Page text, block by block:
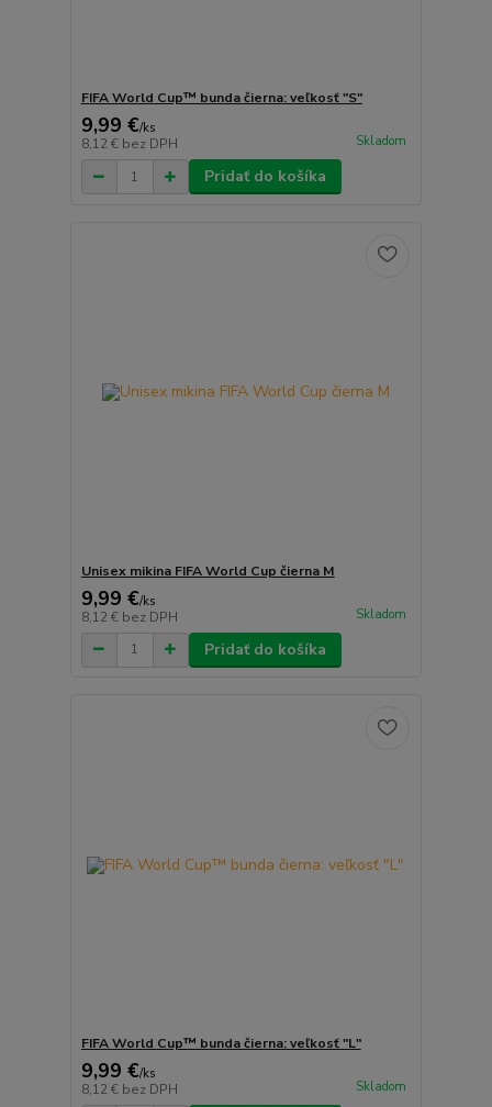
FIFA World Cup™ bunda čierna: veľkosť "S"
9,99 €/ks
8,12 € bez DPH Skladom
Pridať do košíka
Unisex mikina FIFA World Cup čierna M
9,99 €/ks
8,12 € bez DPH Skladom
Pridať do košíka
FIFA World Cup™ bunda čierna: veľkosť "L"
9,99 €/ks
8,12 € bez DPH Skladom